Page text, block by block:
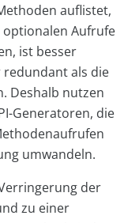
auflistet,
optionalen Aufrufe
ist besser
redundant als die
Deshalb nutzen
Generatoren, die
umwandeln.
der
zu einer